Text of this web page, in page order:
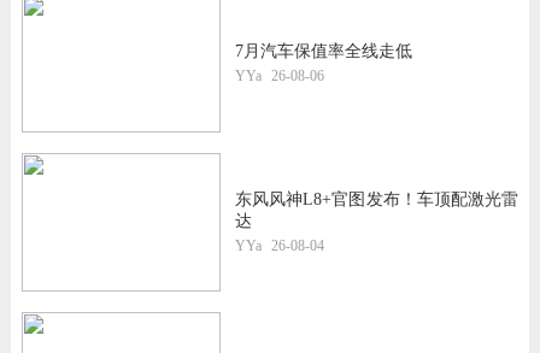
7月汽车保值率全线走低
YYa 26-08-06
东风风神L8+官图发布！车顶配激光雷
达
YYa 26-08-04